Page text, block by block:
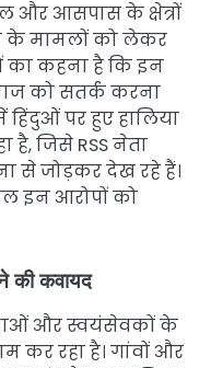
और आसपास के क्षेत्रों
के मामलों को लेकर
कहना है कि इन
को सतर्क करना
हिंदुओं पर हुए हालिया
है, जिसे RSS नेता
से जोड़कर देख रहे हैं।
इन आरोपों को
की कवायद
और स्वयंसेवकों के
कर रहा है। गांवों और